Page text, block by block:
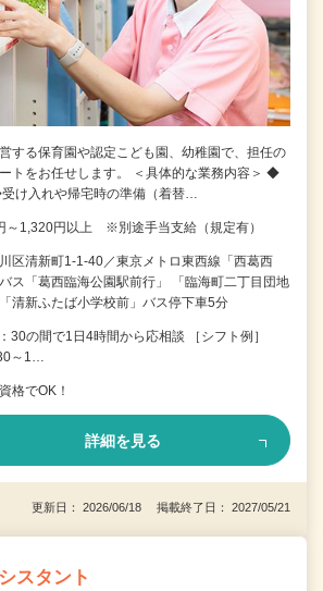
する保育園や認定こども園、幼稚園で、担任の
トをお任せします。 ＜具体的な業務内容＞ ◆
け入れや帰宅時の準備（着替…
～1,320円以上 ※別途手当支給（規定有）
区清新町1-1-40／東京メトロ東西線「西葛西
ス「葛西臨海公園駅前行」 「臨海町二丁目団地
清新ふたば小学校前」バス停下車5分
30の間で1日4時間から応相談 ［シフト例］
～1…
格でOK！
詳細を見る
更新日： 2026/06/18 掲載終了日： 2027/05/21
スタント